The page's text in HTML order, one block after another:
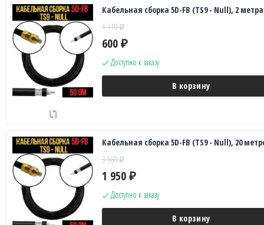
Кабельная сборка 5D-FB (TS9 - Null), 2 метра
1 110₽
600 ₽
Доступно к заказу
В корзину
Кабельная сборка 5D-FB (TS9 - Null), 20
3 580₽
1 950 ₽
Доступно к заказу
В корзину